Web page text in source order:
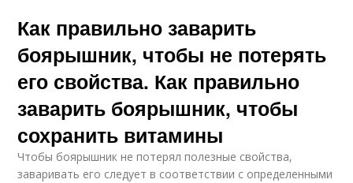
Как правильно заварить
боярышник, чтобы не потерять
его свойства. Как правильно
заварить боярышник, чтобы
сохранить витамины
Чтобы боярышник не потерял полезные свойства,
заваривать его следует в соответствии с определенными